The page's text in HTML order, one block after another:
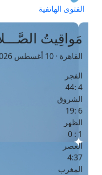
الفتوى الهاتفية
مَواقِيتُ
القاهرة · 10 أغسطس 2026 م
الفجر
4 :44
الشروق
6 :19
الظهر
1 : 0
العصر
4:37
المغرب